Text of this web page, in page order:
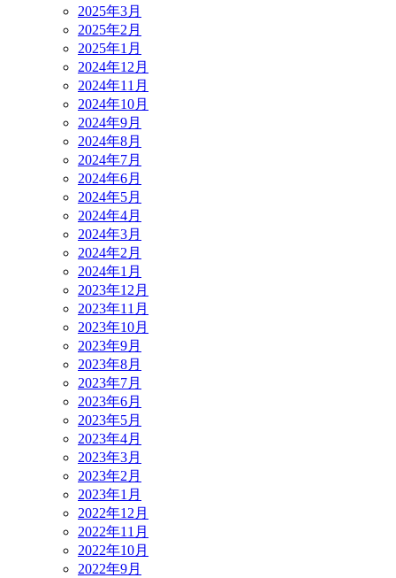
2025年3月
2025年2月
2025年1月
2024年12月
2024年11月
2024年10月
2024年9月
2024年8月
2024年7月
2024年6月
2024年5月
2024年4月
2024年3月
2024年2月
2024年1月
2023年12月
2023年11月
2023年10月
2023年9月
2023年8月
2023年7月
2023年6月
2023年5月
2023年4月
2023年3月
2023年2月
2023年1月
2022年12月
2022年11月
2022年10月
2022年9月